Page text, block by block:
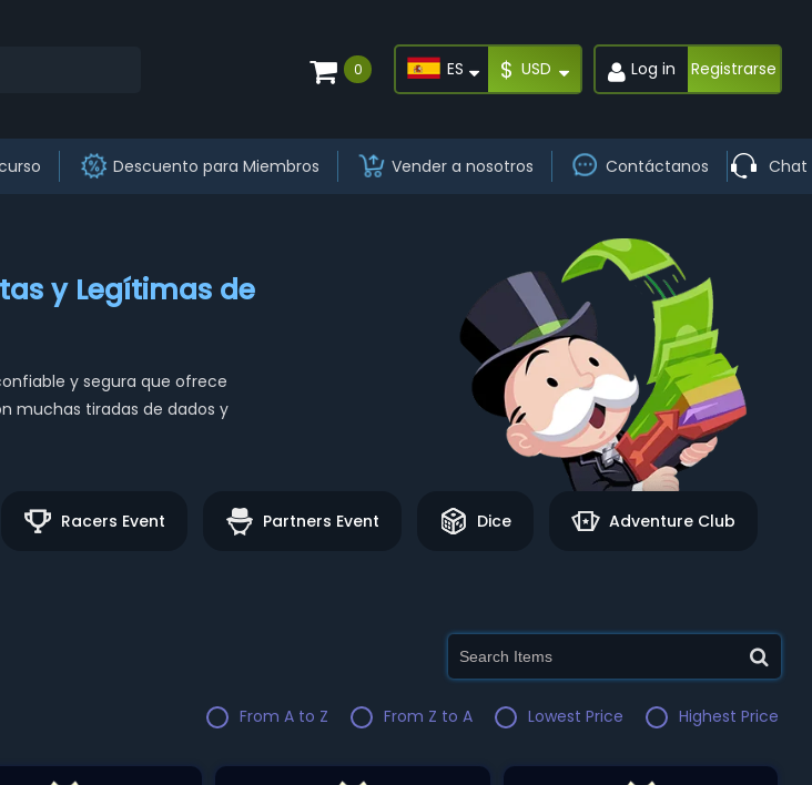
0 ES $ USD Log in Registrarse
Descuento para Miembros Vender a nosotros Contáctanos Chat
y Legítimas de
y segura que ofrece
muchas tiradas de dados y
Racers Event Partners Event Dice Adventure Club
From A to Z From Z to A Lowest Price Highest Price